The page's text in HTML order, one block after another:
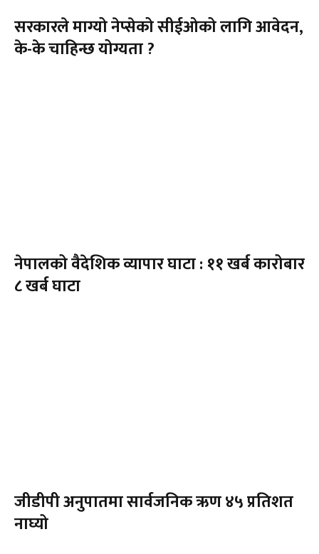
सरकारले माग्यो नेप्सेको सीईओको लागि आवेदन,
के-के चाहिन्छ योग्यता ?
नेपालको वैदेशिक व्यापार घाटा : ११ खर्ब कारोबार
८ खर्ब घाटा
जीडीपी अनुपातमा सार्वजनिक ऋण ४५ प्रतिशत
नाघ्यो